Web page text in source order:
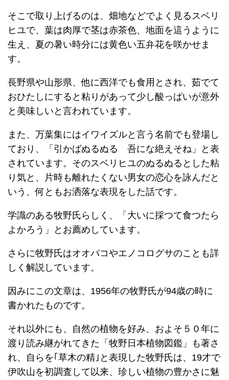
そこで取り上げるのは、畑地などでよく見るスベリ
ヒユで、葉は肉厚で茎は赤茶色、地面を這うように
生え、夏の暑い時分には黄色い五弁花を咲かせま
す。
長野県や山形県、他に西洋でも食用とされ、茹でて
おひたしにすると粘りがあって少し酸っぱいが意外
と美味しいと言われています。
また、万葉集にはイワイズルと言う名前でも登場し
ており、「引かばぬるぬる 吾にな絶えそね」と表
されています。そのスベリヒユのぬるぬるとした粘
り気と、片時も離れたくない男女の恋心を詠んだと
いう、何ともお洒落な表現をした話です。
学識のある牧野氏らしく、「大いに採つて食つたら
よかろう」とお薦めしています。
さらに牧野氏はオオバコやエノコログサのことも詳
しく解説しています。
因みにこの文章は、1956年の牧野氏が94歳の時に
書かれたものです。
それ以外にも、自然の植物を好み、およそ５０年に
渡り読み継がれてきた「牧野日本植物図鑑」も著さ
れ、自らを｢草木の精｣と表現した牧野氏は、19才で
伊吹山を初調査して以来、珍しい植物の豊かさに魅